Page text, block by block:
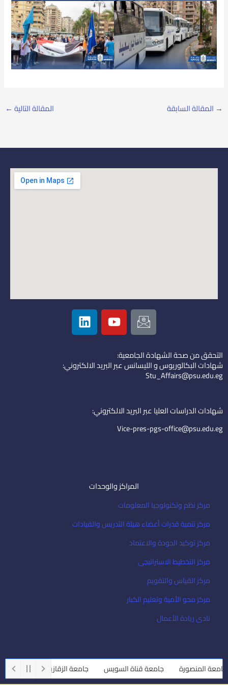
→ المقالة السابقة المقالة التالية ←
I
c
o
n
-
e
i
l
Y
o
u
u
b
L
i
n
e
d
التحقق من صحة الشهادة الجامعية:
شهادات البكالوريوس و الليسانس عبر البريد الالكتروني:
Stu_Affairs@psu.edu.eg
شهادات الدراسات العليا عبر البريد الالكتروني:
Vice-pres-pgs-office@psu.edu.eg
المراكز والوحدات
مركز نظم وتكنولوجيا المعلومات
مركز تنمية قدرات أعضاء هيئة التدريس والقيادات
مركز توكيد الجودة والاعتماد
مركز التخطيط الاستراتيجى
مركز القياس والتقويم
مركز محو الأمية وتعليم الكبار
نادى ريادة الأعمال
المنصورة جامعة قناة السويس جامعة الزقازيق جامعة